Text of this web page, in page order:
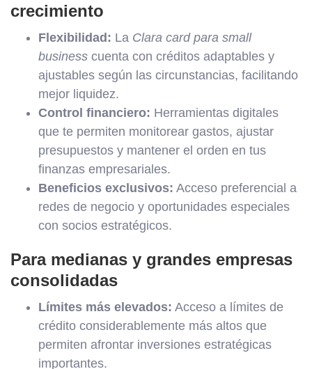
crecimiento
Flexibilidad: La Clara card para small
business cuenta con créditos adaptables y
ajustables según las circunstancias, facilitando
mejor liquidez.
Control financiero: Herramientas digitales
que te permiten monitorear gastos, ajustar
presupuestos y mantener el orden en tus
finanzas empresariales.
Beneficios exclusivos: Acceso preferencial a
redes de negocio y oportunidades especiales
con socios estratégicos.
Para medianas y grandes empresas
consolidadas
Límites más elevados: Acceso a límites de
crédito considerablemente más altos que
permiten afrontar inversiones estratégicas
importantes.